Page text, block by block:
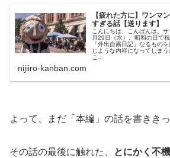
【疲れた方に】ワンマ
すぎる話【送ります】
こんにちは、こんばんは。
月29日（水）。昭和の日で
「外出自粛日記」なるもの
じような内容になってしま
こ...
nijiiro-kanban.com
よって、まだ「本編」の話を書きき
その話の最後に触れた、 とにかく不